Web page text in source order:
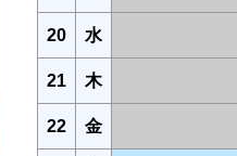
20 水
21 木
22 金